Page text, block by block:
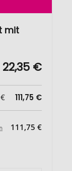
mit
22,35 €
111,75 €
111,75 €